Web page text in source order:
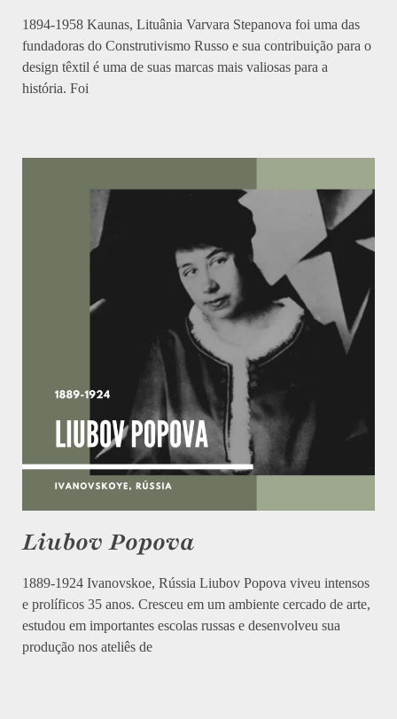
1894-1958 Kaunas, Lituânia Varvara Stepanova foi uma das
fundadoras do Construtivismo Russo e sua contribuição para o
design têxtil é uma de suas marcas mais valiosas para a
história. Foi
Liubov Popova
1889-1924 Ivanovskoe, Rússia Liubov Popova viveu intensos
e prolíficos 35 anos. Cresceu em um ambiente cercado de arte,
estudou em importantes escolas russas e desenvolveu sua
produção nos ateliês de